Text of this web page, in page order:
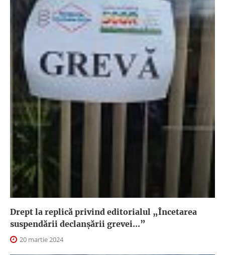
Drept la replică privind editorialul „Încetarea
suspendării declanşării grevei...”
20 martie 2024